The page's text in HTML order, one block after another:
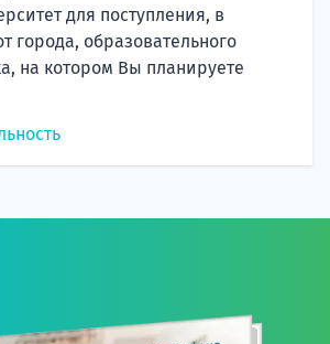
для поступления, в
города, образовательного
на котором Вы планируете